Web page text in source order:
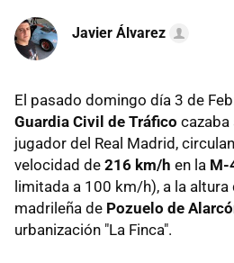
Javier Álvarez
El pasado domingo día 3 de
Guardia Civil de Tráfico cazaba
jugador del Real Madrid,
velocidad de 216 km/h en la M-
limitada a 100 km/h), a la altura
madrileña de Pozuelo de
urbanización "La Finca".